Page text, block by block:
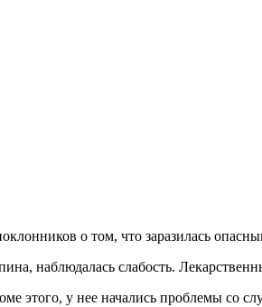
о том, что заразилась
наблюдалась слабость.
этого, у нее начались проблемы со